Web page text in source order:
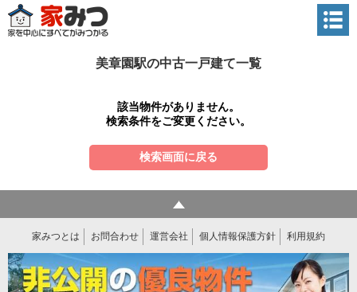
美章園駅の中古一戸建て一覧
該当物件がありません。
検索条件をご変更ください。
検索画面に戻る
家みつとは お問合わせ 運営会社 個人情報保護方針 利用規約